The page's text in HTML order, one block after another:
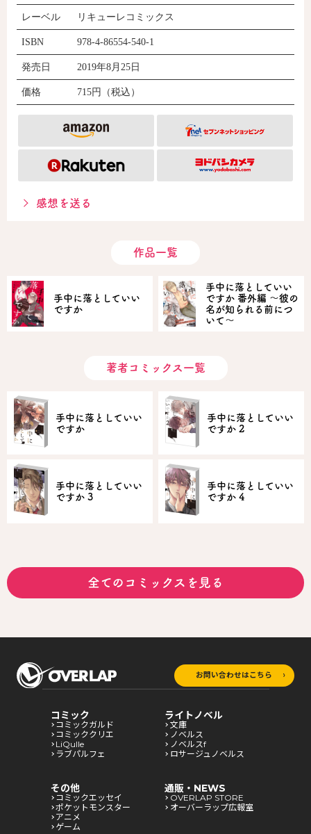
レーベル リキューレコミックス
ISBN 978-4-86554-540-1
発売日 2019年8月25日
価格 715円（税込）
感想を送る
作品一覧
手中に落としていい
ですか
手中に落としていい
ですか 番外編 ～彼の
名が知られる前につ
いて～
著者コミックス一覧
手中に落としていい
ですか
手中に落としていい
ですか 2
手中に落としていい
ですか 3
手中に落としていい
ですか 4
全てのコミックスを見る
お問い合わせはこちら
コミック
コミックガルド
コミッククリエ
LiQulle
ラブパルフェ
ライトノベル
文庫
ノベルス
ノベルスf
ロサージュノベルス
その他
コミックエッセイ
ポケットモンスター
アニメ
ゲーム
通販・NEWS
OVERLAP STORE
オーバーラップ広報室